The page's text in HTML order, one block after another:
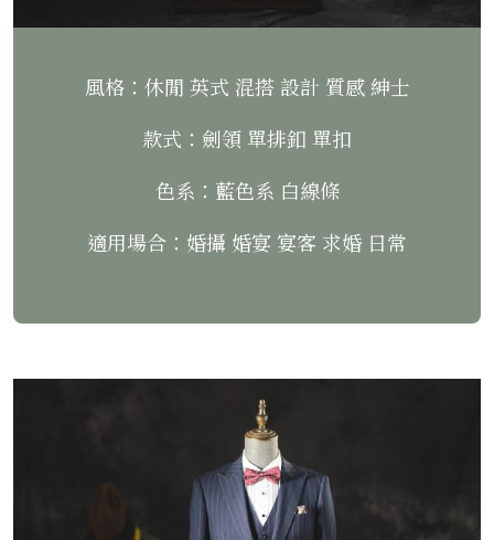
風格：休閒 英式 混搭 設計 質感 紳士
款式：劍領 單排釦 單扣
色系：藍色系 白線條
適用場合：婚攝 婚宴 宴客 求婚 日常